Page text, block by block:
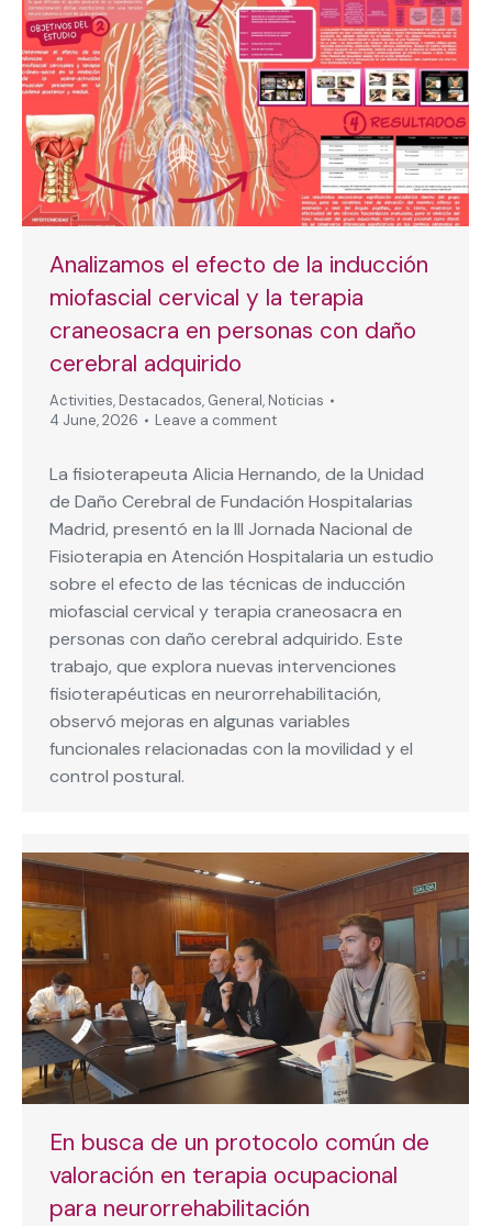
Analizamos el efecto de la inducción
miofascial cervical y la terapia
craneosacra en personas con daño
cerebral adquirido
Activities, Destacados, General, Noticias
4 June, 2026
Leave a comment
La fisioterapeuta Alicia Hernando, de la Unidad
de Daño Cerebral de Fundación Hospitalarias
Madrid, presentó en la III Jornada Nacional de
Fisioterapia en Atención Hospitalaria un estudio
sobre el efecto de las técnicas de inducción
miofascial cervical y terapia craneosacra en
personas con daño cerebral adquirido. Este
trabajo, que explora nuevas intervenciones
fisioterapéuticas en neurorrehabilitación,
observó mejoras en algunas variables
funcionales relacionadas con la movilidad y el
control postural.
En busca de un protocolo común de
valoración en terapia ocupacional
para neurorrehabilitación